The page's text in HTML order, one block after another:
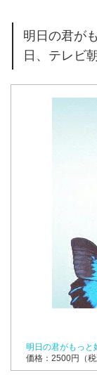
明日の君が
日、テレビ
明日の君がもっと
価格：2500円（